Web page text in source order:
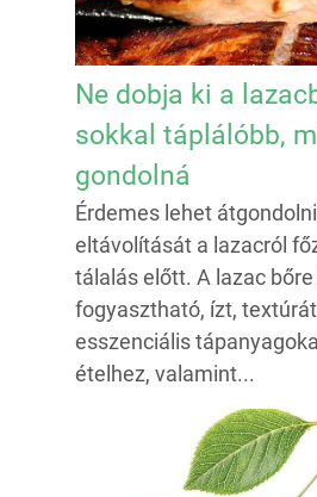
Ne dobja ki a
sokkal táplálóbb,
gondolná
Érdemes lehet
eltávolítását a lazacról
tálalás előtt. A lazac
fogyasztható, ízt,
esszenciális
ételhez, valamint...